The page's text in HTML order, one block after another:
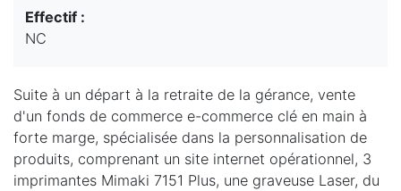
Effectif :
NC
Suite à un départ à la retraite de la gérance, vente
d'un fonds de commerce e-commerce clé en main à
forte marge, spécialisée dans la personnalisation de
produits, comprenant un site internet opérationnel, 3
imprimantes Mimaki 7151 Plus, une graveuse Laser, du